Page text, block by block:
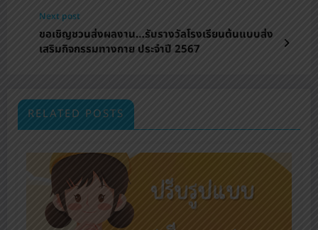
Next post
ขอเชิญชวนส่งผลงาน…รับรางวัลโรงเรียนต้นแบบส่ง
เสริมกิจกรรมทางกาย ประจำปี 2567
RELATED POSTS